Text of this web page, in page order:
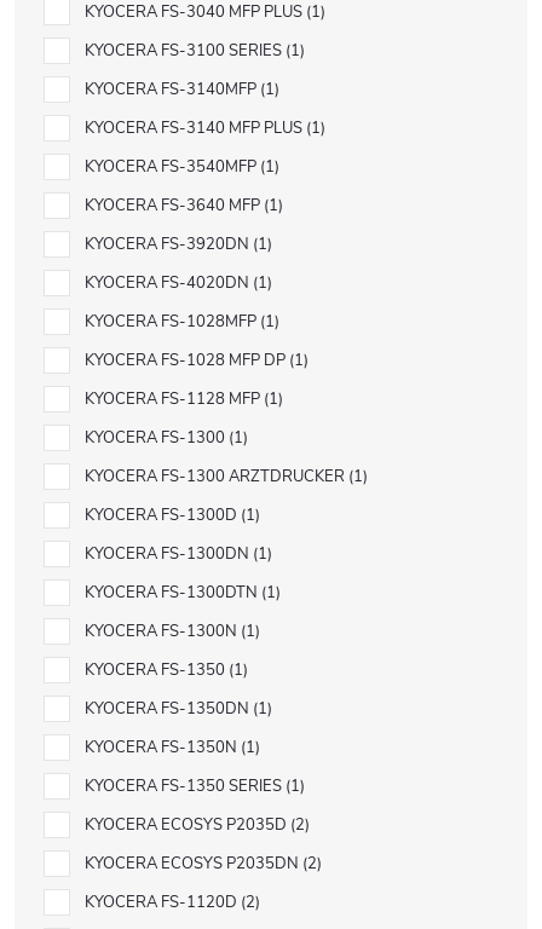
KYOCERA FS-3040 MFP PLUS 1
KYOCERA FS-3100 SERIES 1
KYOCERA FS-3140MFP 1
KYOCERA FS-3140 MFP PLUS 1
KYOCERA FS-3540MFP 1
KYOCERA FS-3640 MFP 1
KYOCERA FS-3920DN 1
KYOCERA FS-4020DN 1
KYOCERA FS-1028MFP 1
KYOCERA FS-1028 MFP DP 1
KYOCERA FS-1128 MFP 1
KYOCERA FS-1300 1
KYOCERA FS-1300 ARZTDRUCKER 1
KYOCERA FS-1300D 1
KYOCERA FS-1300DN 1
KYOCERA FS-1300DTN 1
KYOCERA FS-1300N 1
KYOCERA FS-1350 1
KYOCERA FS-1350DN 1
KYOCERA FS-1350N 1
KYOCERA FS-1350 SERIES 1
KYOCERA ECOSYS P2035D 2
KYOCERA ECOSYS P2035DN 2
KYOCERA FS-1120D 2